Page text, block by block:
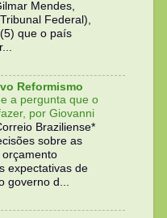
Mendes,
Federal),
que o país
Reformismo
a pergunta que o
por Giovanni
Braziliense*
sobre as
expectativas de
governo d...